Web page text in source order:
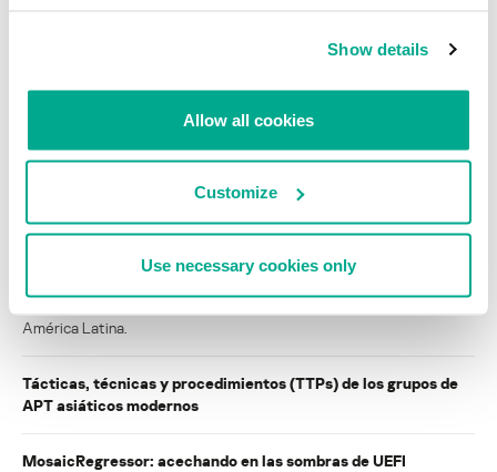
Show details
Allow all cookies
Customize
Use necessary cookies only
BlindEagle vuela alto en LATAM
Kaspersky proporciona información sobre la actividad y los TTPs
del APT BlindEagle. Grupo que apunta a organizaciones e
individuos en Colombia, Ecuador, Chile, Panamá y otros países de
América Latina.
Tácticas, técnicas y procedimientos (TTPs) de los grupos de
APT asiáticos modernos
MosaicRegressor: acechando en las sombras de UEFI